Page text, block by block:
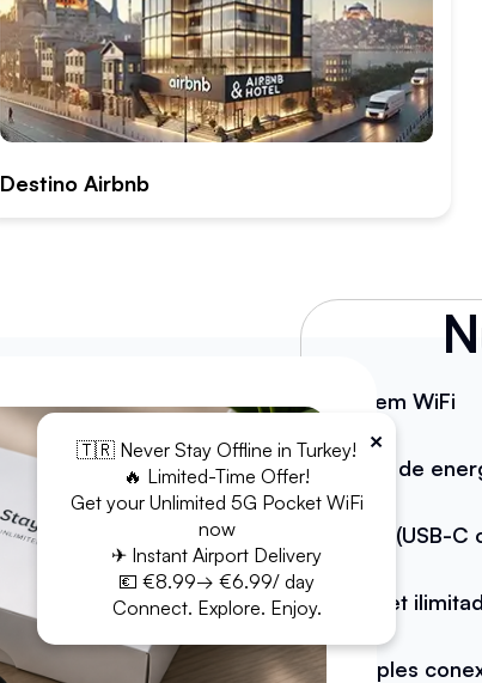
Destino Airbnb
Módem WiFi
Banco de
Cable (USB-C
Internet
Múltiples
×
🇹🇷 Never Stay Offline in Turkey!
🔥 Limited-Time Offer!
Get your Unlimited 5G Pocket WiFi
now
✈ Instant Airport Delivery
💶 €8.99→ €6.99/ day
Connect. Explore. Enjoy.